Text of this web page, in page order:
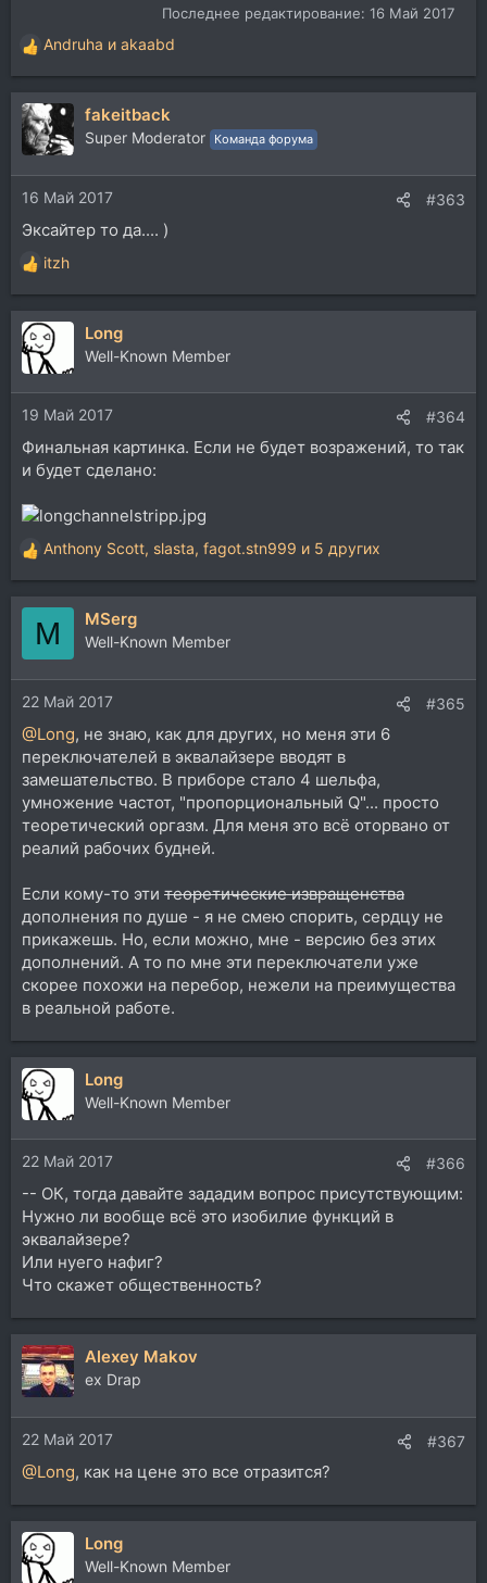
Последнее редактирование: 16 Май 2017
Р
е
а
к
ц
и
и
:
Andruha и akaabd
fakeitback
Super Moderator Команда форума
16 Май 2017 #363
Эксайтер то да.... )
Р
е
а
к
ц
и
и
:
itzh
Long
Well-Known Member
19 Май 2017 #364
Финальная картинка. Если не будет возражений, то так
и будет сделано:
Р
е
а
и
и
:
Anthony Scott, slasta, fagot.stn999 и 5 других
M MSerg
Well-Known Member
22 Май 2017 #365
@Long, не знаю, как для других, но меня эти 6
переключателей в эквалайзере вводят в
замешательство. В приборе стало 4 шельфа,
умножение частот, "пропорциональный Q"... просто
теоретический оргазм. Для меня это всё оторвано от
реалий рабочих будней.
Если кому-то эти теоретические извращенства
дополнения по душе - я не смею спорить, сердцу не
прикажешь. Но, если можно, мне - версию без этих
дополнений. А то по мне эти переключатели уже
скорее похожи на перебор, нежели на преимущества
в реальной работе.
Long
Well-Known Member
22 Май 2017 #366
-- ОК, тогда давайте зададим вопрос присутствующим:
Нужно ли вообще всё это изобилие функций в
эквалайзере?
Или нуего нафиг?
Что скажет общественность?
Alexey Makov
ex Drap
22 Май 2017 #367
@Long, как на цене это все отразится?
Long
Well-Known Member